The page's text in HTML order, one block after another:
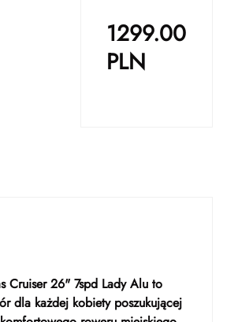
1299.00
PLN
Cruiser 26" 7spd Lady Alu to
dla każdej kobiety poszukującej